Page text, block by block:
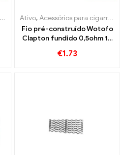
Ativo, Acessórios para cigarros eletrônicos
Fio pré-construído Wotofo
Clapton fundido 0,5ohm 10
Zigaretten Großhandel丨
€1.73